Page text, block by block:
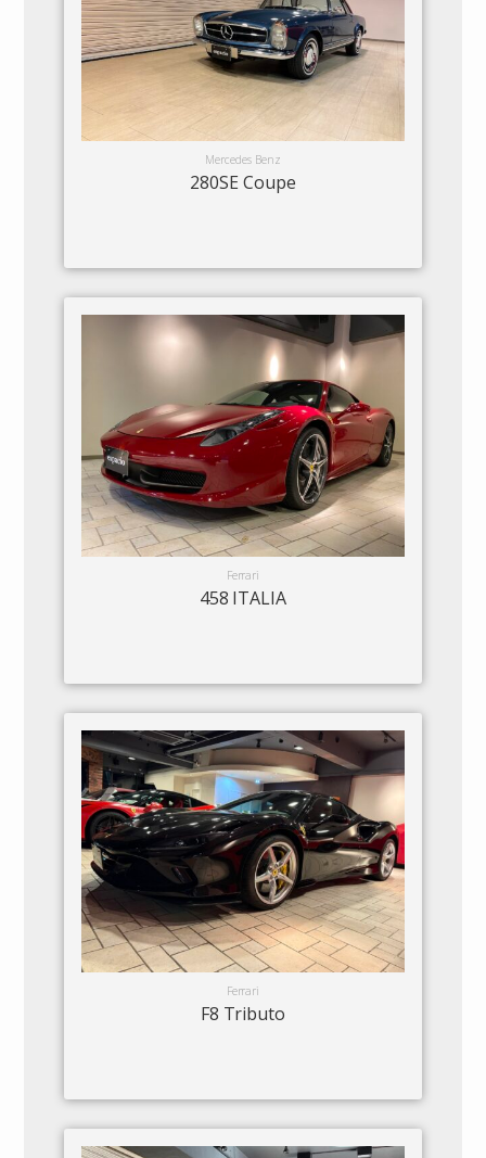
Mercedes Benz
280SE Coupe
Ferrari
458 ITALIA
Ferrari
F8 Tributo